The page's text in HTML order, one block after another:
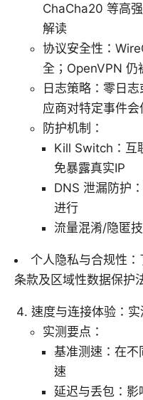
ChaCha20 等高
解读
协议安全性：
全；OpenVPN 仍
日志策略：零日
应商对特定事件
防护机制：
Kill Switch：互
免暴露真实IP
DNS 泄漏防护
进行
流量混淆/隐匿
个人隐私与合规性
条款及区域性数据保护
速度与连接体验：
实测要点：
基准测速：在不
速
延迟与丢包：